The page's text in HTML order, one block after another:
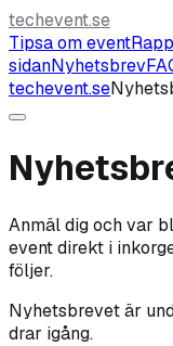
techevent.se
Tipsa om event
sidanNyhetsbrev
techevent.se
Anmäl dig och var
event direkt i
följer.
Nyhetsbrevet är
drar igång.